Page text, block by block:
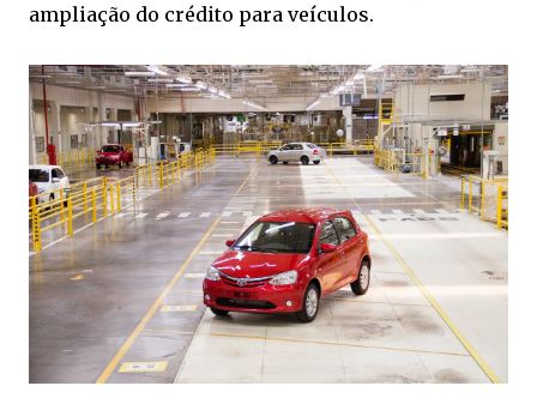
ampliação do crédito para veículos.